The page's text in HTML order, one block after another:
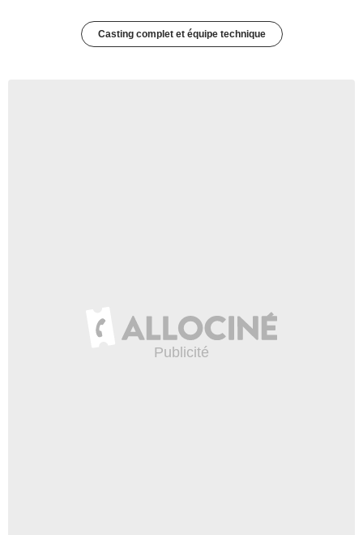
Casting complet et équipe technique